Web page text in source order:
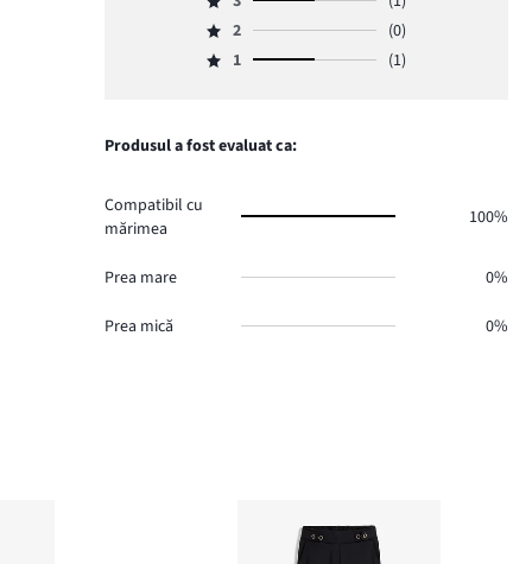
de
0.
4,
numărul
de
Evaluare
3,
numărul
Evaluare
2,
voturi
0.
2
(0)
Evaluare
de
1 (1)
Produsul a fost evaluat ca:
Compatibil cu
mărimea
100%
Prea mare 0%
Prea mică 0%